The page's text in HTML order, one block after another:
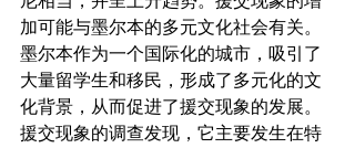
加可能与墨尔本的多元文化社会有关。
墨尔本作为一个国际化的城市，吸引了
大量留学生和移民，形成了多元化的文
化背景，从而促进了援交现象的发展。
援交现象的调查发现，它主要发生在特